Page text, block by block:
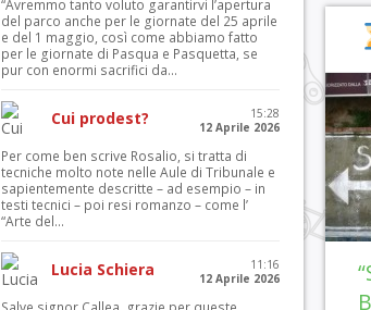
“Avremmo tanto voluto garantirvi l’apertura
del parco anche per le giornate del 25 aprile
e del 1 maggio, così come abbiamo fatto
per le giornate di Pasqua e Pasquetta, se
pur con enormi sacrifici da...
Cui prodest?
15:28
12 Aprile 2026
Per come ben scrive Rosalio, si tratta di
tecniche molto note nelle Aule di Tribunale e
sapientemente descritte – ad esempio – in
testi tecnici – poi resi romanzo – come l’
“Arte del...
Lucia Schiera
11:16
12 Aprile 2026